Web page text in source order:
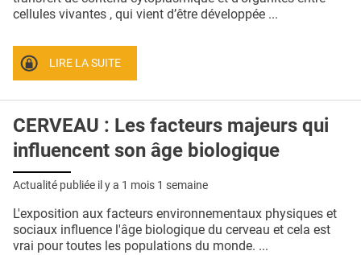
CONTACT
cellules vivantes , qui vient d’être développée ...
LIRE LA SUITE
CERVEAU : Les facteurs majeurs qui
influencent son âge biologique
Actualité publiée il y a 1 mois 1 semaine
L'exposition aux facteurs environnementaux physiques et
sociaux influence l'âge biologique du cerveau et cela est
vrai pour toutes les populations du monde. ...